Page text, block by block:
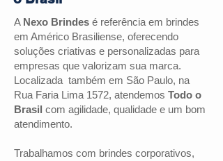
A Nexo Brindes é referência em brindes
em Américo Brasiliense, oferecendo
soluções criativas e personalizadas para
empresas que valorizam sua marca.
Localizada também em São Paulo, na
Rua Faria Lima 1572, atendemos Todo o
Brasil com agilidade, qualidade e um bom
atendimento.
Trabalhamos com brindes corporativos,